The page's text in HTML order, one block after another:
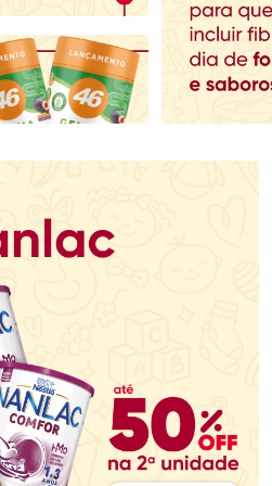
Comprar sem Desconto
Por R$ 167,99/cada
Comprar sem Desconto
Por R$ 167,99/cada